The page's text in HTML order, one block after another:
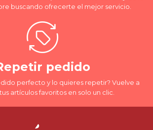
buscando ofrecerte el mejor servicio.
pedido
perfecto y lo quieres repetir? Vuelve a
artículos favoritos en solo un clic.